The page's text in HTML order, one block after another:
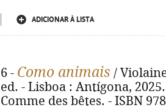
ADICIONAR À LISTA
6 - Como animais /
ed. - Lisboa : Antígona,
Comme des bêtes. - ISBN